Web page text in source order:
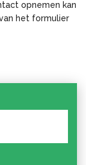
opnemen kan
het formulier